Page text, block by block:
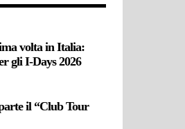
volta in Italia:
gli I-Days 2026
il “Club Tour